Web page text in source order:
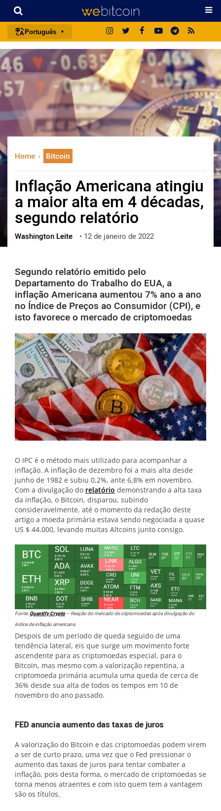
Português
english
español
français
deutsch
中文
한국어
العربية
ไทย
ქართული
vietnamese
Home Bitcoin
Inflação Americana atingiu
a maior alta em 4 décadas,
segundo relatório
Washington Leite • 12 de janeiro de 2022
Segundo relatório emitido pelo
Departamento do Trabalho do EUA, a
inflação Americana aumentou 7% ano a ano
no Índice de Preços ao Consumidor (CPI), e
isto favorece o mercado de criptomoedas
O IPC é o método mais utilizado para acompanhar a
inflação. A inflação de dezembro foi a mais alta desde
junho de 1982 e subiu 0,2%, ante 6,8% em novembro.
Com a divulgação do relatório demonstrando a alta taxa
da inflação, o Bitcoin, disparou, subindo
consideravelmente, até o momento da redação deste
artigo a moeda primária estava sendo negociada a quase
US $ 44.000, levando muitas Altcoins junto consigo.
Fonte:Quantify Crypto– Reação do mercado de criptomoedas após divulgação do
índice de inflação americana
Despois de um período de queda seguido de uma
tendência lateral, eis que surge um movimento forte
ascendente para as criptomoedas especial, para o
Bitcoin, mas mesmo com a valorização repentina, a
criptomoeda primária acumula uma queda de cerca de
36% desde sua alta de todos os tempos em 10 de
novembro do ano passado.
FED anuncia aumento das taxas de juros
A valorização do Bitcoin e das criptomoedas podem virem
a ser de curto prazo, uma vez que o Fed pressionar o
aumento das taxas de juros para tentar combater a
inflação, pois desta forma, o mercado de criptomoedas se
torna menos atraentes e com isto quem tem a vantagem
são os títulos.